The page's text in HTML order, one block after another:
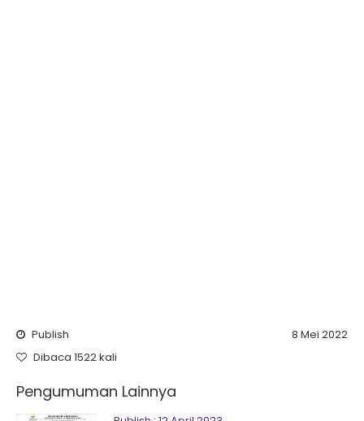
Publish
8 Mei 2022
Dibaca 1522 kali
Pengumuman Lainnya